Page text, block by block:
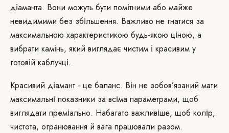
діаманта. Вони можуть бути помітними або майже
невидимими без збільшення. Важливо не гнатися за
максимальною характеристикою будь-якою ціною, а
вибрати камінь, який виглядає чистим і красивим у
готовій каблучці.
Красивий діамант - це баланс. Він не зобов’язаний мати
максимальні показники за всіма параметрами, щоб
виглядати преміально. Набагато важливіше, щоб колір,
чистота, огранювання й вага працювали разом.